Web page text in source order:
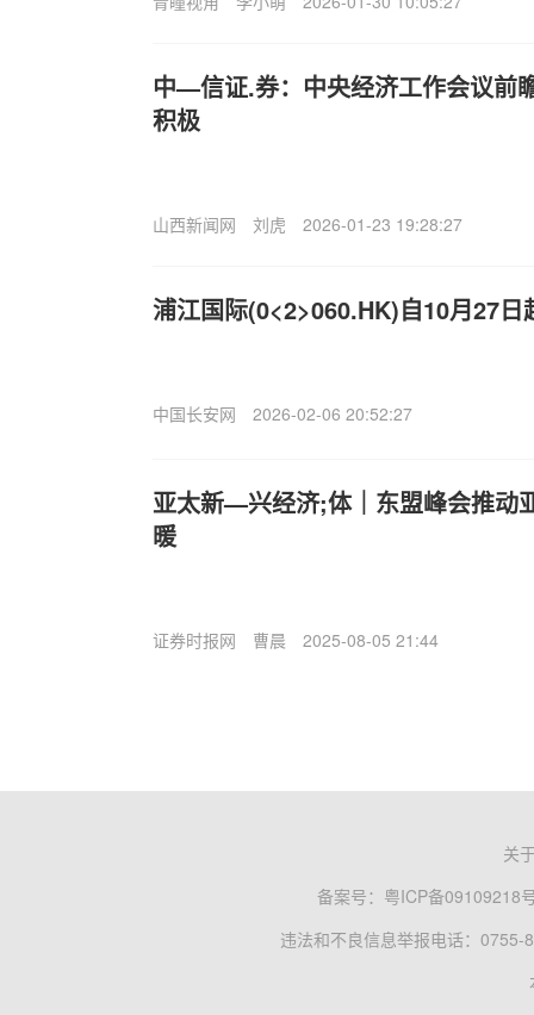
中—信证.券：中央经济工作会议前
积极
山西新闻网 刘虎 2026-01-23 19:28:27
浦江国际(0<2>060.HK)自10月27日
中国长安网 2026-02-06 20:52:27
亚太新—兴经济;体｜东盟峰会推动
暖
证券时报网 曹晨 2025-08-05 21:44
关
备案号： 粤ICP备09109218
违法和不良信息举报电话：0755-